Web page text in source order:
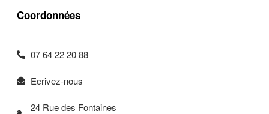
Coordonnées
07 64 22 20 88
Ecrivez-nous
24 Rue des Fontaines